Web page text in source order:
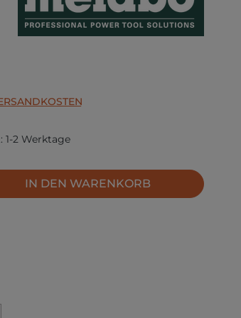
1-2 Werktage
den gewünschten Wert
IN DEN WARENKORB